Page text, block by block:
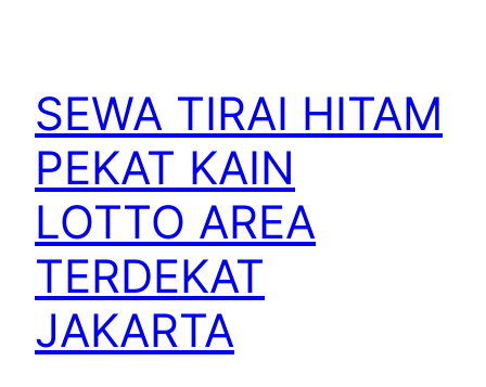
SEWA TIRAI HITAM
PEKAT KAIN
LOTTO AREA
TERDEKAT
JAKARTA